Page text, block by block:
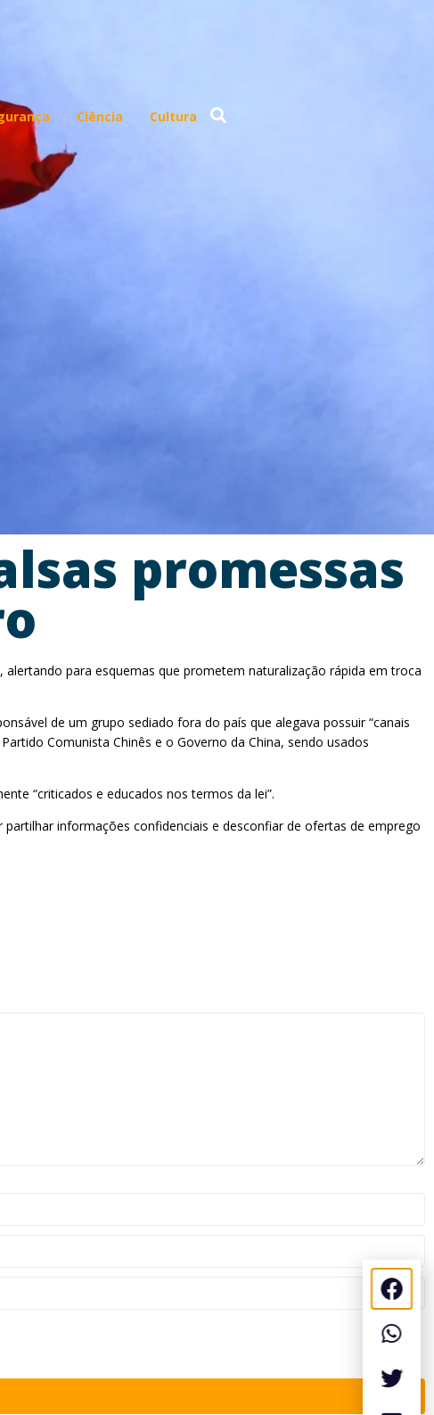
Ciência Cultura
promessas
para esquemas que prometem naturalização rápida em troca
de um grupo sediado fora do país que alegava possuir “canais
Comunista Chinês e o Governo da China, sendo usados
“criticados e educados nos termos da lei”.
informações confidenciais e desconfiar de ofertas de emprego